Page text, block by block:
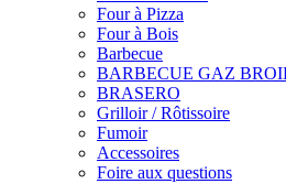
Four à Pizza
Four à Bois
Barbecue
BARBECUE GAZ
BRASERO
Grilloir / Rôtissoire
Fumoir
Accessoires
Foire aux questions